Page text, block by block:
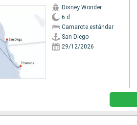
Disney Wonder
6 d
Camarote estándar
San Diego
29/12/2026